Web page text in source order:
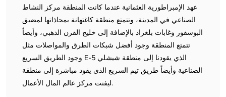
عهد الإمبراطورية العثمانية عندما كانت المنطقة مركز النشاط
الصناعي في المدينة، وتتمتع منطقة كاغتهانة بمحاذاتها لمضيق
البوسفور وغابات بلغراد بالإضافة إلى خليج القرن الذهبي، وأيضاً
تتمتع المنطقة وجود أفضل شبكات الطرق والمواصلات مثل
وجود الطريق السريع E-5 الذي يقودنا إلى منطقة شيشلي
الصناعية وأيضاً طريق تيم السريع الذي يقود مباشرة إلى منطقة
ليفنت مركز عالم المال الأعمال.